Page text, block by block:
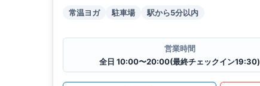
常温ヨガ 駐車場 駅から5分以内
営業時間
全日 10:00〜20:00(最終チェックイン19:30)